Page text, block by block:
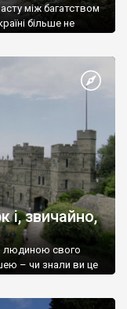
між багатством
більше не
і, звичайно,
людиною свого
– чи знали ви це